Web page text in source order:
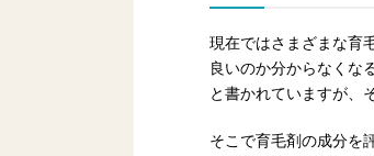
現在ではさまざまな育
良いのか分からなくな
と書かれていますが、
そこで育毛剤の成分を